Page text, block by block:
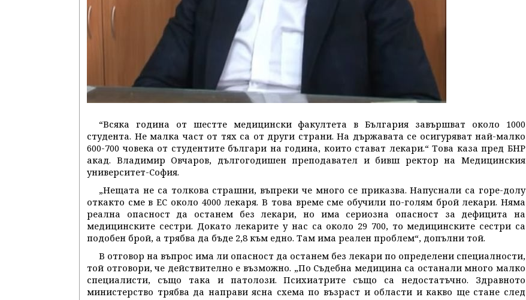
“Всяка година от шестте медицински факултета в България завършват около 1000
студента. Не малка част от тях са от други страни. На държавата се осигуряват най-малко
600-700 човека от студентите българи на година, които стават лекари.“ Това каза пред БНР
акад. Владимир Овчаров, дългогодишен преподавател и бивш ректор на Медицинския
университет-София.
„Нещата не са толкова страшни, въпреки че много се приказва. Напуснали са горе-долу
откакто сме в ЕС около 4000 лекаря. В това време сме обучили по-голям брой лекари. Няма
реална опасност да останем без лекари, но има сериозна опасност за дефицита на
медицинските сестри. Докато лекарите у нас са около 29 700, то медицинските сестри са
подобен брой, а трябва да бъде 2,8 към едно. Там има реален проблем“, допълни той.
В отговор на въпрос има ли опасност да останем без лекари по определени специалности,
той отговори, че действително е възможно. „По Съдебна медицина са останали много малко
специалисти, също така и патолози. Психиатрите също са недостатъчно. Здравното
министерство трябва да направи ясна схема по възраст и области и какво ще стане след